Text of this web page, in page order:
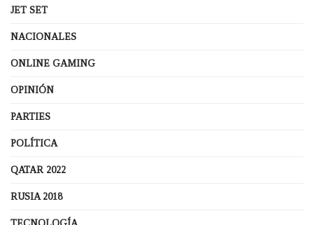
JET SET
NACIONALES
ONLINE GAMING
OPINIÓN
PARTIES
POLÍTICA
QATAR 2022
RUSIA 2018